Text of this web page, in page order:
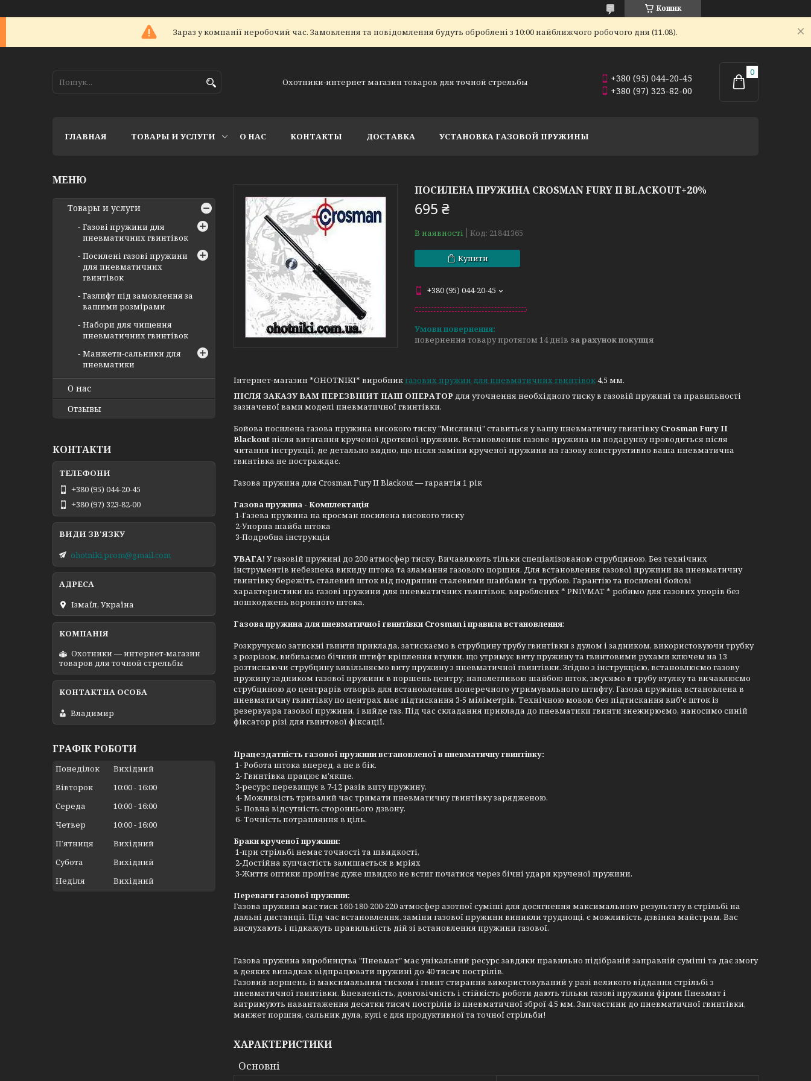
Кошик
Зараз у компанії неробочий час. Замовлення та повідомлення будуть оброблені з 10:00 найближчого робочого дня (11.08).
Охотники-интернет магазин товаров для точной стрельбы
+380 (95) 044-20-45
+380 (97) 323-82-00
ГЛАВНАЯ ТОВАРЫ И УСЛУГИ О НАС КОНТАКТЫ ДОСТАВКА УСТАНОВКА ГАЗОВОЙ ПРУЖИНЫ
ПОСИЛЕНА ПРУЖИНА CROSMAN FURY II BLACKOUT+20%
695 ₴
В наявності Код: 21841365
Купити
+380 (95) 044-20-45
повернення товару протягом 14 днів за рахунок покупця
Інтернет-магазин *OHOTNIKI* виробник газових пружин для пневматичних гвинтівок4,5 мм.
ПІСЛЯ ЗАКАЗУ ВАМ ПЕРЕЗВІНИТ НАШ ОПЕРАТОР для уточнення необхідного тиску в газовій пружині та правильності
зазначеної вами моделі пневматичної гвинтівки.
Бойова посилена газова пружина високого тиску "Мисливці" ставиться у вашу пневматичну гвинтівкуCrosman Fury II
Blackoutпісля витягання крученої дротяної пружини. Встановлення газове пружина на подарунку проводиться після
читання інструкції, де детально видно, що після заміни крученої пружини на газову конструктивно ваша пневматична
гвинтівка не постраждає.
Газова пружина для Crosman Fury II Blackout — гарантія 1 рік
Газова пружина - Комплектація
1-Газева пружина на кросман посилена високого тиску
2-Упорна шайба штока
3-Подробна інструкція
УВАГА! У газовій пружині до 200 атмосфер тиску. Вичавлюють тільки спеціалізованою струбциною. Без технічних
інструментів небезпека викиду штока та зламання газового поршня. Для встановлення газової пружини на пневматичну
гвинтівку бережіть сталевий шток від подряпин сталевими шайбами та трубою. Гарантію та посилені бойові
характеристики на газові пружини для пневматичних гвинтівок, вироблених * PNIVMAT * робимо для газових упорів без
пошкоджень воронного штока.
Газова пружина для пневматичної гвинтівки Crosman і правила встановлення:
Розкручуємо затискні гвинти приклада, затискаємо в струбцину трубу гвинтівки з дулом і задником, використовуючи трубку
з розрізом, вибиваємо бічний штифт кріплення втулки, що утримує виту пружину та гвинтовими рухами ключем на 13
розтискаючи струбцину вивільняємо виту пружину з пневматичної гвинтівки. Згідно з інструкцією, встановлюємо газову
пружину задником газової пружини в поршень центру, наполегливою шайбою шток, змусямо в трубу втулку та вичавлюємо
струбциною до центрарів отворів для встановлення поперечного утримувального штифту. Газова пружина встановлена в
пневматичну гвинтівку по центрах має підтискання 3-5 міліметрів. Технічною мовою без підтискання виб'є шток із
резервуара газової пружини, і вийде газ. Під час складання приклада до пневматики гвинти знежирюємо, наносимо синій
фіксатор різі для гвинтової фіксації.
Працездатність газової пружини встановленої в пневматичну гвинтівку:
1- Робота штока вперед, а не в бік.
2- Гвинтівка працює м'якше.
3-ресурс перевищує в 7-12 разів виту пружину.
4- Можливість тривалий час тримати пневматичну гвинтівку зарядженою.
5- Повна відсутність стороннього дзвону.
6- Точність потрапляння в ціль.
Браки крученої пружини:
1-при стрільбі немає точності та швидкості,
2-Достійна купчастість залишається в мріях
3-Життя оптики пролітає дуже швидко не встиг початися через бічні удари крученої пружини.
Переваги газової пружини:
Газова пружина має тиск 160-180-200-220 атмосфер азотної суміші для досягнення максимального результату в стрільбі на
дальні дистанції. Під час встановлення, заміни газової пружини виникли труднощі, є можливість дзвінка майстрам. Вас
вислухають і підкажуть правильність дій зі встановлення пружини газової.
Газова пружина виробництва "Пневмат" має унікальний ресурс завдяки правильно підібраній заправній суміші та дає змогу
в деяких випадках відпрацювати пружині до 40 тисяч пострілів.
Газовий поршень із максимальним тиском і гвинт стирання використовуваний у разі великого віддання стрільбі з
пневматичної гвинтівки. Впевненість, довговічність і стійкість роботи дають тільки газові пружини фірми Пневмат і
витримують навантаження десятки тисяч пострілів із пневматичної зброї 4,5 мм. Запчастини до пневматичної гвинтівки,
манжет поршня, сальник дула, кулі є для продуктивної та точної стрільби!
ХАРАКТЕРИСТИКИ
Основні
Товары и услуги
Газові пружини для
пневматичних гвинтівок
Посилені газові пружини
для пневматичних
гвинтівок
Газлифт під замовлення за
вашими розмірами
Набори для чищення
пневматичних гвинтівок
Манжети-сальники для
пневматики
О нас
Отзывы
КОНТАКТИ
+380 (95) 044-20-45
+380 (97) 323-82-00
ohotniki.prom@gmail.com
Ізмаїл, Україна
Охотники — интернет-магазин
товаров для точной стрельбы
Владимир
ГРАФІК РОБОТИ
Понеділок
Вихідний
Вівторок
10:00 16:00
Середа
10:00 16:00
Четвер
10:00 16:00
Пʼятниця
Вихідний
Субота
Вихідний
Неділя
Вихідний